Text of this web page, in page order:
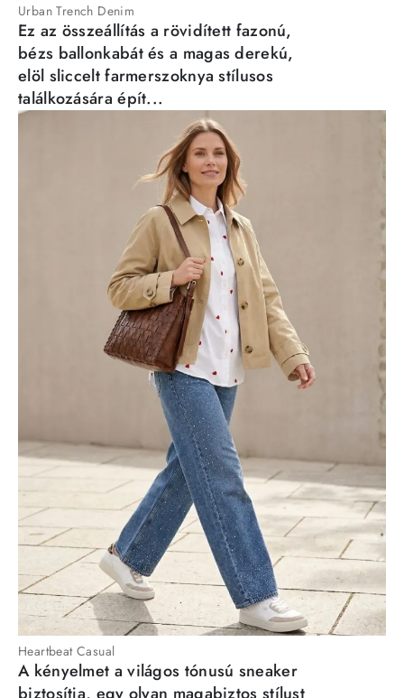
Urban Trench Denim
Ez az összeállítás a rövidített fazonú,
bézs ballonkabát és a magas derekú,
elöl sliccelt farmerszoknya stílusos
találkozására épít...
Heartbeat Casual
A kényelmet a világos tónusú sneaker